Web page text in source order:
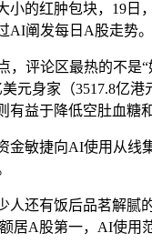
的红肿包块，19日
AI阐发每日A股走势。
论区最热的不是“
元身家（3517.8亿
益于降低空肚血糖
捷向AI使用从线
有饭后品茗解腻的
居A股第一，AI使